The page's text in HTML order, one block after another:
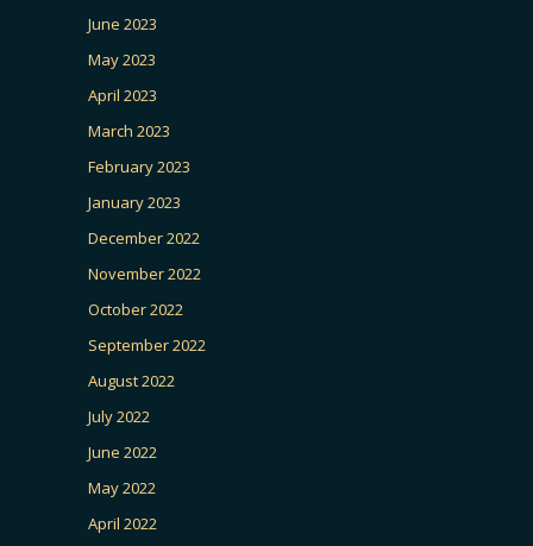
June 2023
May 2023
April 2023
March 2023
February 2023
January 2023
December 2022
November 2022
October 2022
September 2022
August 2022
July 2022
June 2022
May 2022
April 2022